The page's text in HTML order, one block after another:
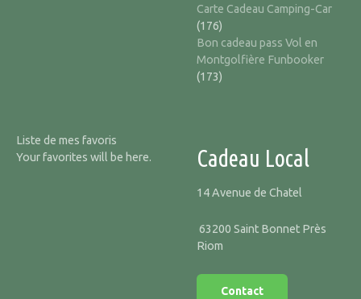
Carte Cadeau Camping-Car
(176)
Bon cadeau pass Vol en
Montgolfière Funbooker
(173)
Liste de mes favoris
Your favorites will be here.
Cadeau Local
14 Avenue de Chatel
63200 Saint Bonnet Près
Riom
Contact